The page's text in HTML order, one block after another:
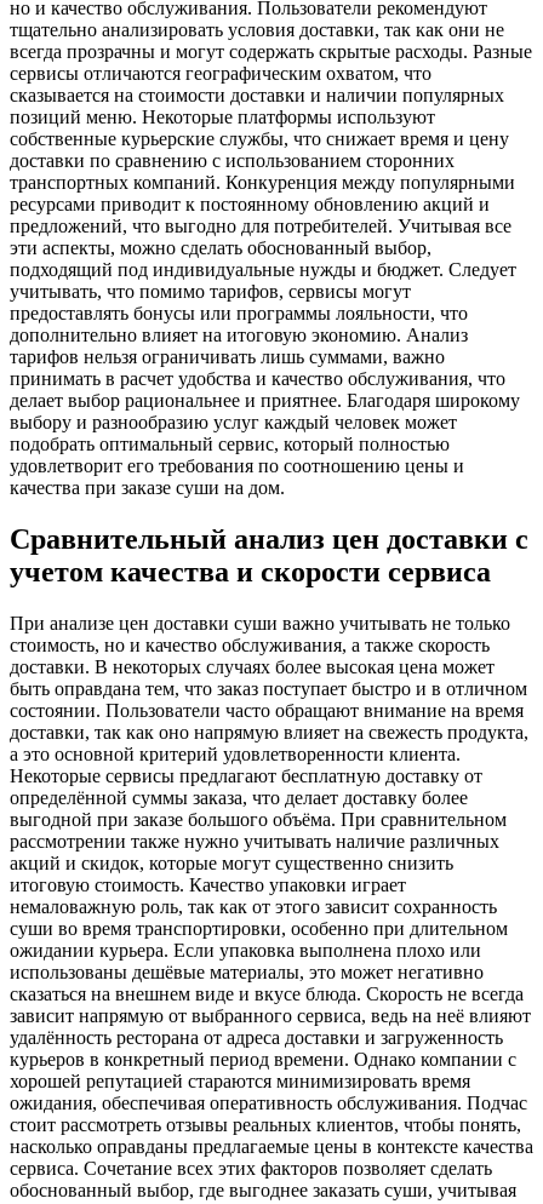
но и качество обслуживания. Пользователи рекомендуют
тщательно анализировать условия доставки, так как они не
всегда прозрачны и могут содержать скрытые расходы. Разные
сервисы отличаются географическим охватом, что
сказывается на стоимости доставки и наличии популярных
позиций меню. Некоторые платформы используют
собственные курьерские службы, что снижает время и цену
доставки по сравнению с использованием сторонних
транспортных компаний. Конкуренция между популярными
ресурсами приводит к постоянному обновлению акций и
предложений, что выгодно для потребителей. Учитывая все
эти аспекты, можно сделать обоснованный выбор,
подходящий под индивидуальные нужды и бюджет. Следует
учитывать, что помимо тарифов, сервисы могут
предоставлять бонусы или программы лояльности, что
дополнительно влияет на итоговую экономию. Анализ
тарифов нельзя ограничивать лишь суммами, важно
принимать в расчет удобства и качество обслуживания, что
делает выбор рациональнее и приятнее. Благодаря широкому
выбору и разнообразию услуг каждый человек может
подобрать оптимальный сервис, который полностью
удовлетворит его требования по соотношению цены и
качества при заказе суши на дом.
Сравнительный анализ цен доставки с
учетом качества и скорости сервиса
При анализе цен доставки суши важно учитывать не только
стоимость, но и качество обслуживания, а также скорость
доставки. В некоторых случаях более высокая цена может
быть оправдана тем, что заказ поступает быстро и в отличном
состоянии. Пользователи часто обращают внимание на время
доставки, так как оно напрямую влияет на свежесть продукта,
а это основной критерий удовлетворенности клиента.
Некоторые сервисы предлагают бесплатную доставку от
определённой суммы заказа, что делает доставку более
выгодной при заказе большого объёма. При сравнительном
рассмотрении также нужно учитывать наличие различных
акций и скидок, которые могут существенно снизить
итоговую стоимость. Качество упаковки играет
немаловажную роль, так как от этого зависит сохранность
суши во время транспортировки, особенно при длительном
ожидании курьера. Если упаковка выполнена плохо или
использованы дешёвые материалы, это может негативно
сказаться на внешнем виде и вкусе блюда. Скорость не всегда
зависит напрямую от выбранного сервиса, ведь на неё влияют
удалённость ресторана от адреса доставки и загруженность
курьеров в конкретный период времени. Однако компании с
хорошей репутацией стараются минимизировать время
ожидания, обеспечивая оперативность обслуживания. Подчас
стоит рассмотреть отзывы реальных клиентов, чтобы понять,
насколько оправданы предлагаемые цены в контексте качества
сервиса. Сочетание всех этих факторов позволяет сделать
обоснованный выбор, где выгоднее заказать суши, учитывая